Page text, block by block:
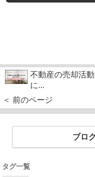
不動産の売却活動
に...
＜ 前のページ
ブロ
タグ一覧